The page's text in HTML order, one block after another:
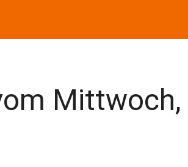
Mittwoch,